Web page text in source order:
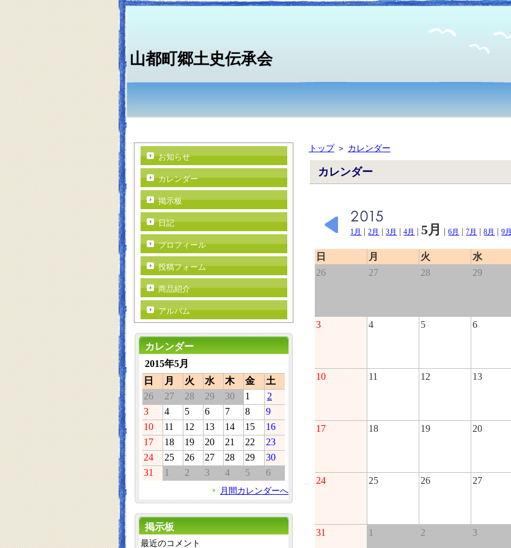
山都町郷土史伝承会
トップ＞ カレンダー
カレンダー
1月 |2月 |3月 |4月 | 5月 |6月 |7月 |8月 |9月
日 月 火 水
26
27 28 29
3 4 5 6
10 11 12 13
17 18 19 20
24 25 26 27
31 1 2 3
お知らせ
カレンダー
掲示板
日記
プロフィール
投稿フォーム
商品紹介
アルバム
カレンダー
2015年5月
日
月 火 水 木 金
土
26
27 28 29 30 1
2
3
4 5 6 7 8
9
10
11 12 13 14 15
16
17
18 19 20 21 22
23
24
25 26 27 28 29
30
31
1 2 3 4 5 6
月間カレンダーへ
掲示板
最近のコメント